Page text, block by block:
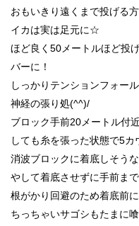
おもいきり遠くまで投げる
イカは実は足元に☆
ほど良く50メートルほど投
バーに！
しっかりテンションフォー
神経の張り処(^^)/
ブロック手前20メートル付
しても糸を張った状態で5カ
消波ブロックに着底しそう
やして着底させずに手前まで
根がかり回避のため着底前
ちっちゃいサゴシもたまに